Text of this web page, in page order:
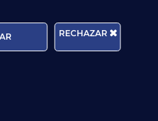
Solicita
RECHAZAR